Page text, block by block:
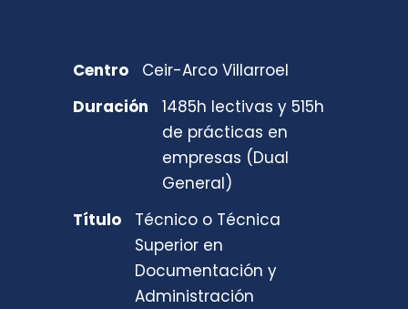
Centro
Ceir-Arco Villarroel
Duración
1485h lectivas y 515h
de prácticas en
empresas (Dual
General)
Título
Técnico o Técnica
Superior en
Documentación y
Administración